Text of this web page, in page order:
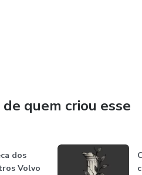
quem criou esse
dos
Volvo